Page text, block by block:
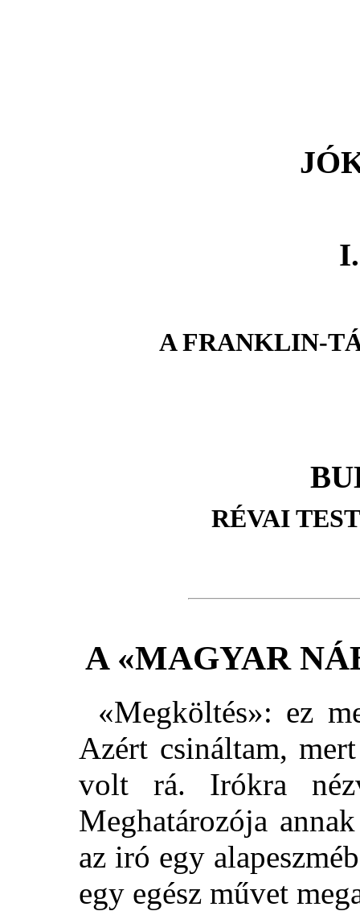
A FRANKLIN-
RÉVAI
A «MAGYAR
«Megköltés»: ez
Azért csináltam,
volt rá. Irókra
Meghatározója
az iró egy
egy egész művet